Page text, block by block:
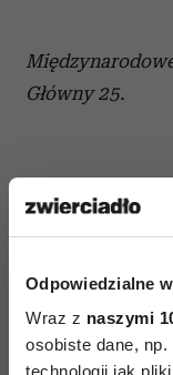
Odpowiedzialne
Wraz z naszymi
osobiste dane,
technologii jak
Główny 25.